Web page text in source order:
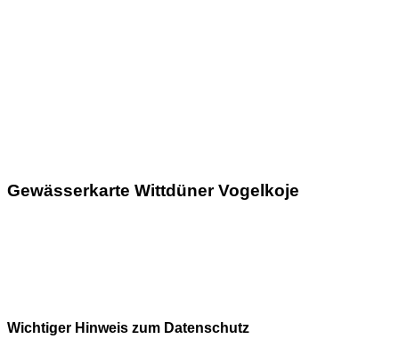
Gewässerkarte Wittdüner Vogelkoje
Wichtiger Hinweis zum Datenschutz